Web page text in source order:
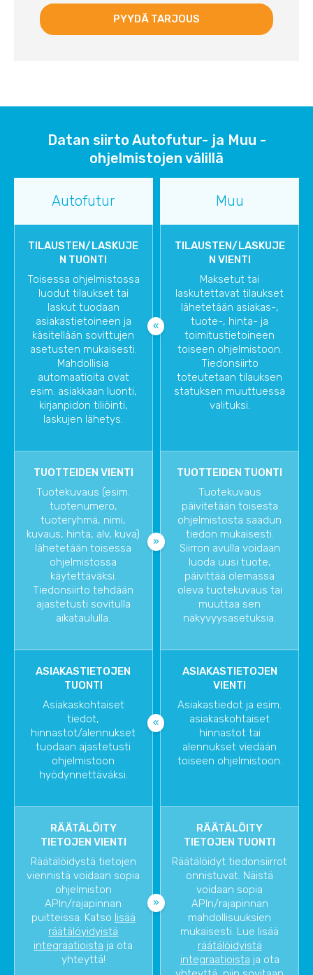
Datan siirto Autofutur- ja Muu -
ohjelmistojen välillä
Autofutur Muu
TILAUSTEN/LASKUJE
N TUONTI
Toisessa ohjelmistossa
luodut tilaukset tai
laskut tuodaan
asiakastietoineen ja
käsitellään sovittujen
asetusten mukaisesti.
Mahdollisia
automaatioita ovat
esim. asiakkaan luonti,
kirjanpidon tiliöinti,
laskujen lähetys.
TILAUSTEN/LASKUJE
N VIENTI
Maksetut tai
laskutettavat tilaukset
lähetetään asiakas-,
tuote-, hinta- ja
toimitustietoineen
toiseen ohjelmistoon.
Tiedonsiirto
toteutetaan tilauksen
statuksen muuttuessa
valituksi.
TUOTTEIDEN VIENTI
Tuotekuvaus (esim.
tuotenumero,
tuoteryhmä, nimi,
kuvaus, hinta, alv, kuva)
lähetetään toisessa
ohjelmistossa
käytettäväksi.
Tiedonsiirto tehdään
ajastetusti sovitulla
aikataululla.
TUOTTEIDEN TUONTI
Tuotekuvaus
päivitetään toisesta
ohjelmistosta saadun
tiedon mukaisesti.
Siirron avulla voidaan
luoda uusi tuote,
päivittää olemassa
oleva tuotekuvaus tai
muuttaa sen
näkyvyysasetuksia.
ASIAKASTIETOJEN
TUONTI
Asiakaskohtaiset
tiedot,
hinnastot/alennukset
tuodaan ajastetusti
ohjelmistoon
hyödynnettäväksi.
ASIAKASTIETOJEN
VIENTI
Asiakastiedot ja esim.
asiakaskohtaiset
hinnastot tai
alennukset viedään
toiseen ohjelmistoon.
RÄÄTÄLÖITY
TIETOJEN VIENTI
Räätälöidystä tietojen
viennistä voidaan sopia
ohjelmiston
APIn/rajapinnan
puitteissa. Katso lisää
räätälöyidyistä
integraatioista ja ota
yhteyttä!
RÄÄTÄLÖITY
TIETOJEN TUONTI
Räätälöidyt tiedonsiirrot
onnistuvat. Näistä
voidaan sopia
APIn/rajapinnan
mahdollisuuksien
mukaisesti. Lue lisää
räätälöidyistä
integraatioista ja ota